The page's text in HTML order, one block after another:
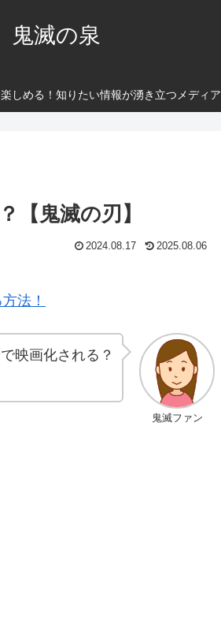
鬼滅の泉
楽しめる！知りたい情報が湧き立つメディア
【鬼滅の刃】
2024.08.17 2025.08.06
法！
鬼滅ファン
映画化される？